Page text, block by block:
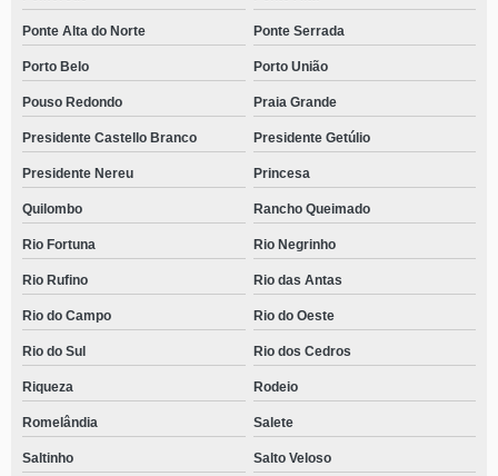
Ponte Alta do Norte Ponte Serrada
Porto Belo Porto União
Pouso Redondo Praia Grande
Presidente Castello Branco Presidente Getúlio
Presidente Nereu Princesa
Quilombo Rancho Queimado
Rio Fortuna Rio Negrinho
Rio Rufino Rio das Antas
Rio do Campo Rio do Oeste
Rio do Sul Rio dos Cedros
Riqueza Rodeio
Romelândia Salete
Saltinho Salto Veloso